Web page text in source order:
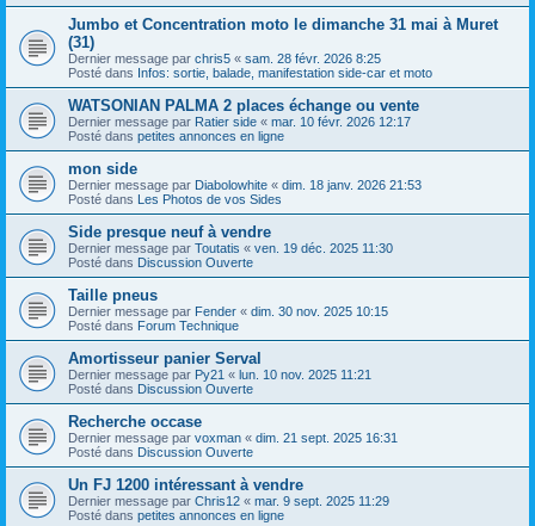
Jumbo et Concentration moto le dimanche 31 mai à Muret
(31)
Dernier message par chris5 « sam. 28 févr. 2026 8:25
Posté dans Infos: sortie, balade, manifestation side-car et moto
WATSONIAN PALMA 2 places échange ou vente
Dernier message par Ratier side « mar. 10 févr. 2026 12:17
Posté dans petites annonces en ligne
mon side
Dernier message par Diabolowhite « dim. 18 janv. 2026 21:53
Posté dans Les Photos de vos Sides
Side presque neuf à vendre
Dernier message par Toutatis « ven. 19 déc. 2025 11:30
Posté dans Discussion Ouverte
Taille pneus
Dernier message par Fender « dim. 30 nov. 2025 10:15
Posté dans Forum Technique
Amortisseur panier Serval
Dernier message par Py21 « lun. 10 nov. 2025 11:21
Posté dans Discussion Ouverte
Recherche occase
Dernier message par voxman « dim. 21 sept. 2025 16:31
Posté dans Discussion Ouverte
Un FJ 1200 intéressant à vendre
Dernier message par Chris12 « mar. 9 sept. 2025 11:29
Posté dans petites annonces en ligne